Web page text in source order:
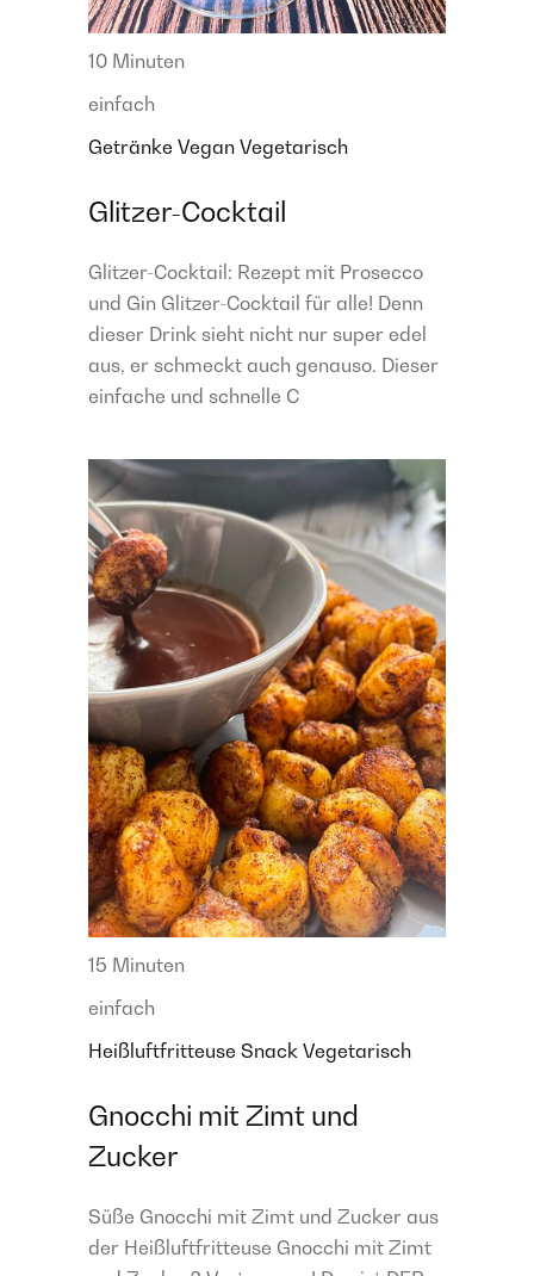
10 Minuten
einfach
Getränke Vegan Vegetarisch
Glitzer-Cocktail
Glitzer-Cocktail: Rezept mit Prosecco
und Gin Glitzer-Cocktail für alle! Denn
dieser Drink sieht nicht nur super edel
aus, er schmeckt auch genauso. Dieser
einfache und schnelle C
15 Minuten
einfach
Heißluftfritteuse Snack Vegetarisch
Gnocchi mit Zimt und
Zucker
Süße Gnocchi mit Zimt und Zucker aus
der Heißluftfritteuse Gnocchi mit Zimt